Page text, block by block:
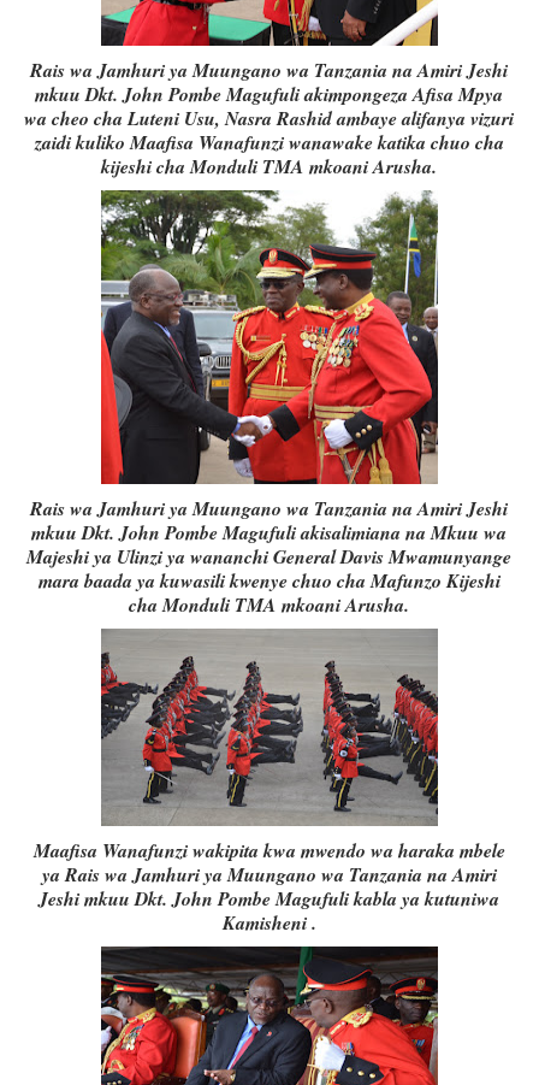
Rais wa Jamhuri ya Muungano wa Tanzania na Amiri Jeshi
mkuu Dkt. John Pombe Magufuli akimpongeza Afisa Mpya
wa cheo cha Luteni Usu, Nasra Rashid ambaye alifanya vizuri
zaidi kuliko Maafisa Wanafunzi wanawake katika chuo cha
kijeshi cha Monduli TMA mkoani Arusha.
Rais wa Jamhuri ya Muungano wa Tanzania na Amiri Jeshi
mkuu Dkt. John Pombe Magufuli akisalimiana na Mkuu wa
Majeshi ya Ulinzi ya wananchi General Davis Mwamunyange
mara baada ya kuwasili kwenye chuo cha Mafunzo Kijeshi
cha Monduli TMA mkoani Arusha.
Maafisa Wanafunzi wakipita kwa mwendo wa haraka mbele
ya Rais wa Jamhuri ya Muungano wa Tanzania na Amiri
Jeshi mkuu Dkt. John Pombe Magufuli kabla ya kutuniwa
Kamisheni .